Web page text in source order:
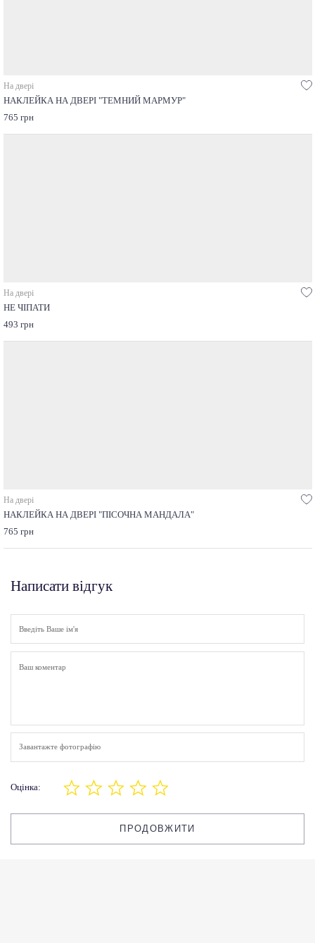
На двері
НАКЛЕЙКА НА ДВЕРІ "ТЕМНИЙ МАРМУР"
765 грн
На двері
НЕ ЧІПАТИ
493 грн
На двері
НАКЛЕЙКА НА ДВЕРІ "ПІСОЧНА МАНДАЛА"
765 грн
Написати відгук
Завантажте фотографію
Оцінка:
ПРОДОВЖИТИ